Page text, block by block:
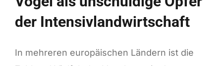
der Intensivlandwirtschaft
In mehreren europäischen Ländern ist die